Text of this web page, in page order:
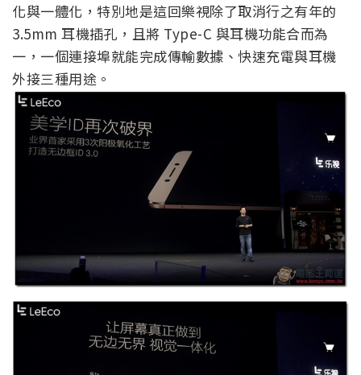
化與一體化，特別地是這回樂視除了取消行之有年的
3.5mm 耳機插孔，且將 Type-C 與耳機功能合而為
一，一個連接埠就能完成傳輸數據、快速充電與耳機
外接三種用途。